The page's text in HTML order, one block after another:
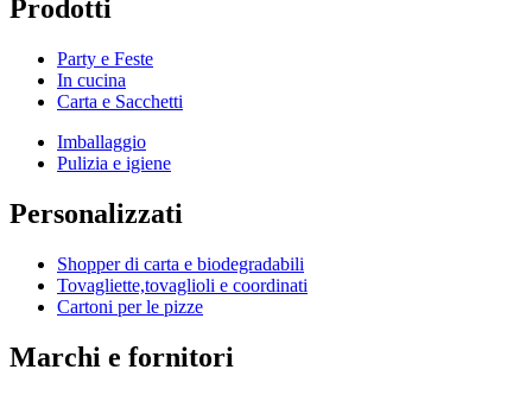
Prodotti
Party e Feste
In cucina
Carta e Sacchetti
Imballaggio
Pulizia e igiene
Personalizzati
Shopper di carta e biodegradabili
Tovagliette,tovaglioli e coordinati
Cartoni per le pizze
Marchi e fornitori